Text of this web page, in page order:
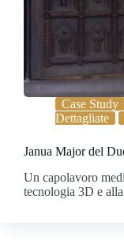
Case Study
Dettagliate
Janua Major del
Un capolavoro
tecnologia 3D e